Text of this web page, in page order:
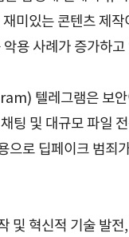
미있는 콘텐츠 제
용 사례가 증가하고
텔레그램은 보안
팅 및 대규모 파일
으로 딥페이크 범죄
및 혁신적 기술 발